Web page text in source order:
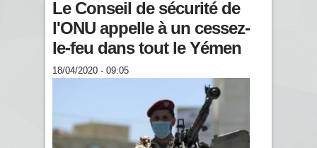
Le Conseil de sécurité de
l'ONU appelle à un cessez-
le-feu dans tout le Yémen
18/04/2020 - 09:05